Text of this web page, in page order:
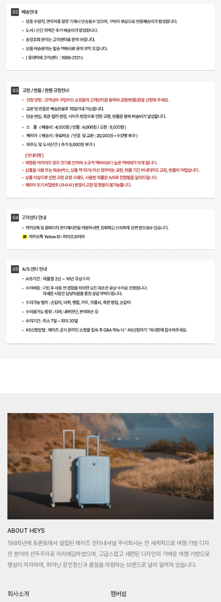
ABOUT HEYS
1986년에 토론토에서 설립된 헤이즈 인터내셔널 주식회사는 전 세계적으로 여행 가방 디자
인 분야의 선두주자로 자리매김하였으며, 고급스럽고 세련된 디자인의 가벼운 여행 가방으로
명성이 자자하며, 뛰어난 장인정신과 품질을 자랑하는 브랜드로 널리 알려져 있습니다.
회사소개 멤버쉽